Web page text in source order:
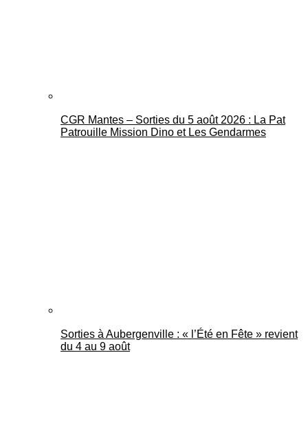
CGR Mantes – Sorties du 5 août 2026 : La Pat
Patrouille Mission Dino et Les Gendarmes
Sorties à Aubergenville : « l’Été en Fête » revient
du 4 au 9 août